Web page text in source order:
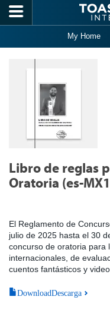
Skip to main content
My Home
Libro de reglas
Oratoria (es-
El Reglamento de
julio de 2025 hasta el 30
concurso de oratoria para
internacionales, de
cuentos fantásticos y video.
DownloadDescarga